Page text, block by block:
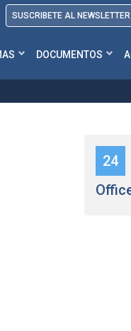
SUSCRIBETE AL NEWSLETTER
DOCUMENTOS
24